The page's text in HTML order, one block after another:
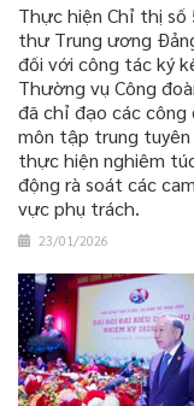
Thực hiện Chỉ thị
thư Trung ương
đối với công tác ký
Thường vụ Công
đã chỉ đạo các
môn tập trung
thực hiện nghiêm
động rà soát các
vực phụ trách.
23/01/2026